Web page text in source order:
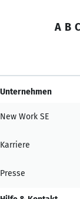
A B C
Unternehmen
New Work SE
Karriere
Presse